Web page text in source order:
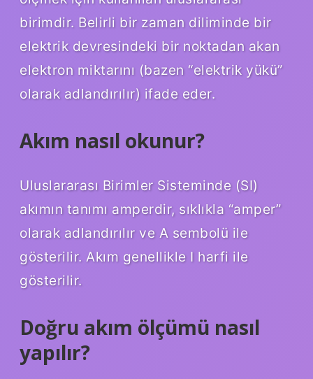
birimdir. Belirli bir zaman diliminde bir
elektrik devresindeki bir noktadan akan
elektron miktarını (bazen “elektrik yükü”
olarak adlandırılır) ifade eder.
Akım nasıl okunur?
Uluslararası Birimler Sisteminde (SI)
akımın tanımı amperdir, sıklıkla “amper”
olarak adlandırılır ve A sembolü ile
gösterilir. Akım genellikle I harfi ile
gösterilir.
Doğru akım ölçümü nasıl
yapılır?